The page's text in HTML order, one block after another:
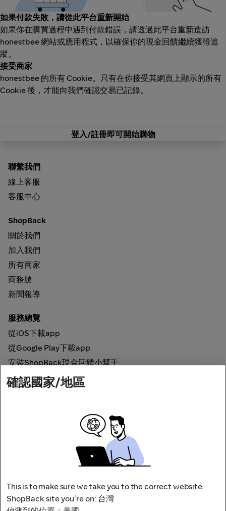
如果付款失敗，請從此平台重新開始
如果你在購買過程中遇到付款錯誤，請透過此平台重新造訪
honestbee 網站或應用程式，以確保你的現金回饋繼續獲得追
蹤。
接受商家
honestbee 的所有 Cookie。只有在你接受其網頁上顯示的所有
Cookie 後，才能向我們確認交易已記錄。
登入/註冊即可開始購物
聯繫我們
線上客服
客服中心
ShopBack
關於我們
加入我們
所有商家
商務艙
新聞報導
服務總覽
從iOS下載app
從Google Play下載app
安裝ShopBack現金回饋小幫手
如何運作
確認國家/地區
This is to make sure we take you to the correct website.
ShopBack site you're on: 台灣